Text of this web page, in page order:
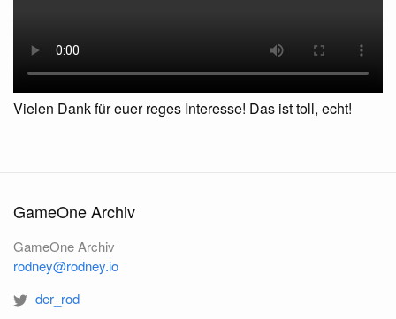
Vielen Dank für euer reges Interesse! Das ist toll, echt!
GameOne Archiv
GameOne Archiv
rodney@rodney.io
der_rod